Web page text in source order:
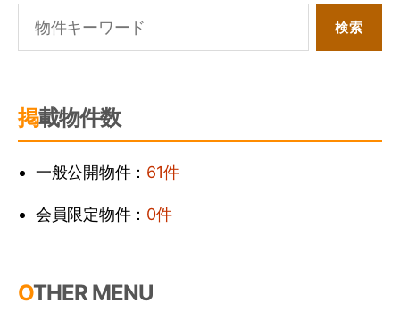
掲載物件数
一般公開物件： 61件
会員限定物件： 0件
OTHER MENU